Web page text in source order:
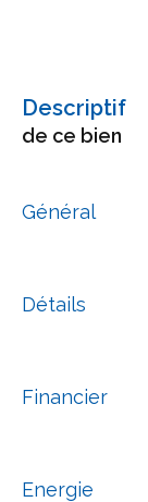
descriptif
de ce bien
Général
Détails
Financier
Energie